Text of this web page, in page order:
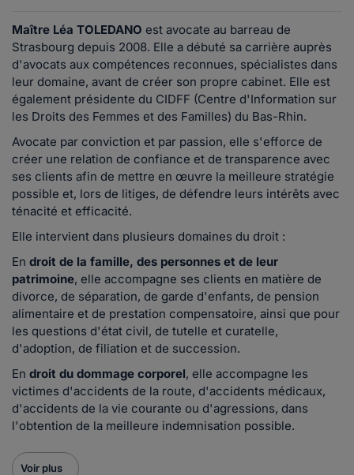
Maître Léa TOLEDANO est avocate au barreau de
Strasbourg depuis 2008. Elle a débuté sa carrière auprès
d'avocats aux compétences reconnues, spécialistes dans
leur domaine, avant de créer son propre cabinet. Elle est
également présidente du CIDFF (Centre d'Information sur
les Droits des Femmes et des Familles) du Bas-Rhin.
Avocate par conviction et par passion, elle s'efforce de
créer une relation de confiance et de transparence avec
ses clients afin de mettre en œuvre la meilleure stratégie
possible et, lors de litiges, de défendre leurs intérêts avec
ténacité et efficacité.
Elle intervient dans plusieurs domaines du droit :
En droit de la famille, des personnes et de leur
patrimoine, elle accompagne ses clients en matière de
divorce, de séparation, de garde d'enfants, de pension
alimentaire et de prestation compensatoire, ainsi que pour
les questions d'état civil, de tutelle et curatelle,
d'adoption, de filiation et de succession.
En droit du dommage corporel, elle accompagne les
victimes d'accidents de la route, d'accidents médicaux,
d'accidents de la vie courante ou d'agressions, dans
l'obtention de la meilleure indemnisation possible.
Voir plus